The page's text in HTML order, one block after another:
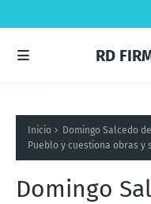
RD
Inicio
Domingo Salcedo
Pueblo y cuestiona obras y
Domingo